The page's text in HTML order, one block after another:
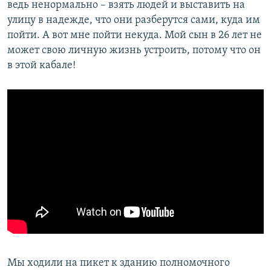
ведь ненормально – взять людей и выставить на
улицу в надежде, что они разберутся сами, куда им
пойти. А вот мне пойти некуда. Мой сын в 26 лет не
может свою личную жизнь устроить, потому что он
в этой кабале!
Мы ходили на пикет к зданию полномочного